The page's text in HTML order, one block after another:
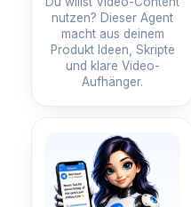
nutzen? Dieser Agent
macht aus deinem
Produkt Ideen, Skripte
und klare Video-
Aufhänger.